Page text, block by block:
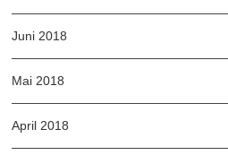
Juni 2018
Mai 2018
April 2018